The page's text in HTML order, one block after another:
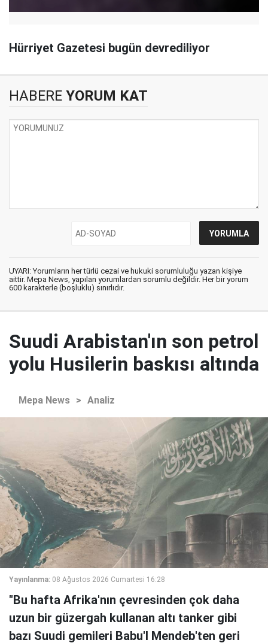
Hürriyet Gazetesi bugün devrediliyor
HABERE YORUM KAT
UYARI: Yorumların her türlü cezai ve hukuki sorumluluğu yazan kişiye
aittir. Mepa News, yapılan yorumlardan sorumlu değildir. Her bir yorum
600 karakterle (boşluklu) sınırlıdır.
Suudi Arabistan'ın son petrol
yolu Husilerin baskısı altında
Mepa News > Analiz
Yayınlanma: 08 Ağustos 2026 Cumartesi 16:28
"Bu hafta Afrika'nın çevresinden çok daha
uzun bir güzergah kullanan altı tanker gibi
bazı Suudi gemileri Babu'l Mendeb'ten geri